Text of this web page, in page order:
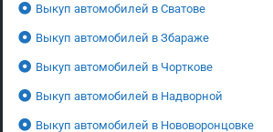
Выкуп автомобилей в Сватове
Выкуп автомобилей в Збараже
Выкуп автомобилей в Чорткове
Выкуп автомобилей в Надворной
Выкуп автомобилей в Нововоронцовке